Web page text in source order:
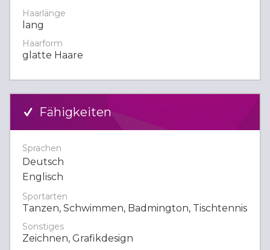
Haarlänge
lang
Haarform
glatte Haare
Fähigkeiten
Sprachen
Deutsch
Englisch
Sportarten
Tanzen, Schwimmen, Badmington, Tischtennis
Sonstiges
Zeichnen, Grafikdesign